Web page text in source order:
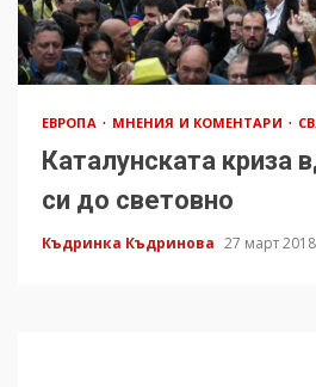
ЕВРОПА МНЕНИЯ И КОМЕНТАРИ
Каталунската криза
си до световно
Къдринка Къдринова 27 март 2018